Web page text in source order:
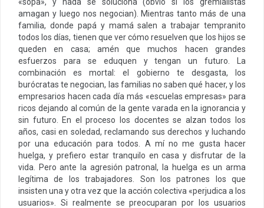
amagan y luego nos negocian). Mientras tanto más de una
familia, donde papá y mamá salen a trabajar tempranito
todos los días, tienen que ver cómo resuelven que los hijos se
queden en casa; amén que muchos hacen grandes
esfuerzos para se eduquen y tengan un futuro. La
combinación es mortal: el gobierno te desgasta, los
burócratas te negocian, las familias no saben qué hacer, y los
empresarios hacen cada día más «escuelas empresas» para
ricos dejando al común de la gente varada en la ignorancia y
sin futuro. En el proceso los docentes se alzan todos los
años, casi en soledad, reclamando sus derechos y luchando
por una educación para todos. A mí no me gusta hacer
huelga, y prefiero estar tranquilo en casa y disfrutar de la
vida. Pero ante la agresión patronal, la huelga es un arma
legítima de los trabajadores. Son los patrones los que
insisten una y otra vez que la acción colectiva «perjudica a los
usuarios». Si realmente se preocuparan por los usuarios